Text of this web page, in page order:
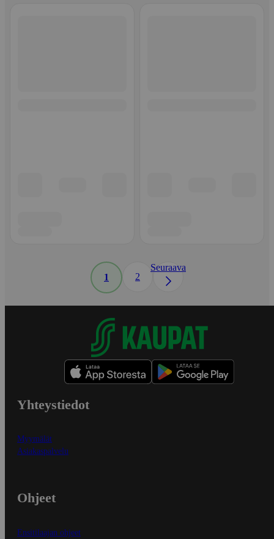
1 2
Seuraava
Yhteystiedot
Myymälät
Asiakaspalvelu
Ohjeet
Ensitilaajan ohjeet